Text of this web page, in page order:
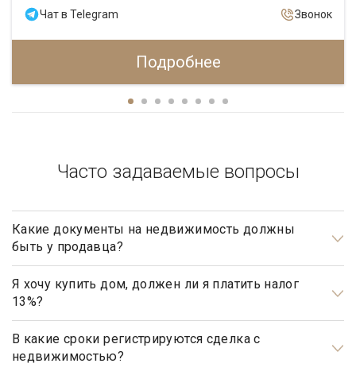
Чат в Telegram Звонок
Подробнее
Часто задаваемые вопросы
Какие документы на недвижимость должны
быть у продавца?
Документами, подтверждающими право собственности
продавца, являются: свидетельство о государственной
регистрации права, а также правоустанавливающие
документы, такие как договор купли-продажи, мены,
дарения, передачи в собственность (приватизации),
свидетельство о праве на наследство (по закону, по
Я хочу купить дом, должен ли я платить налог
13%?
Нет, не должны. Платить налог 13% будет только продавец,
налог рассчитывается на прибыль.
В какие сроки регистрируются сделка с
недвижимостью?